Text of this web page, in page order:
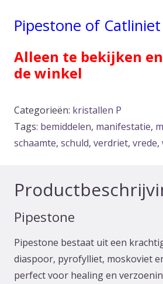
Pipestone of Catliniet
Alleen te bekijken
de winkel
Categorieën: kristallen P
Tags: bemiddelen, manifestatie,
schaamte, schuld, verdriet, vrede,
Pipestone
Pipestone bestaat uit een
diaspoor, pyrofylliet, moskoviet
perfect voor healing en